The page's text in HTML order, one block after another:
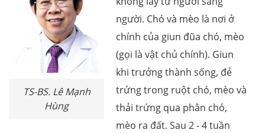
TS-BS. Lê Mạnh
Hùng
người. Chó và mèo là nơi ở
chính của giun đũa chó, mèo
(gọi là vật chủ chính). Giun
khi trưởng thành sống, đẻ
trứng trong ruột chó, mèo và
thải trứng qua phân chó,
mèo ra đất. Sau 2 - 4 tuần